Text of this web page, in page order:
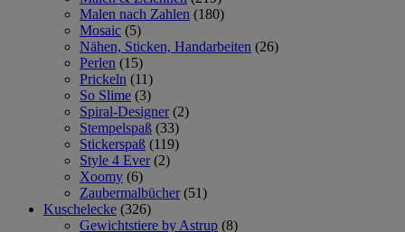
Malen nach Zahlen (180)
Mosaic (5)
Nähen, Sticken, Handarbeiten (26)
Perlen (15)
Prickeln (11)
So Slime (3)
Spiral-Designer (2)
Stempelspaß (33)
Stickerspaß (119)
Style 4 Ever (2)
Xoomy (6)
Zaubermalbücher (51)
Kuschelecke (326)
Gewichtstiere by Astrup (8)